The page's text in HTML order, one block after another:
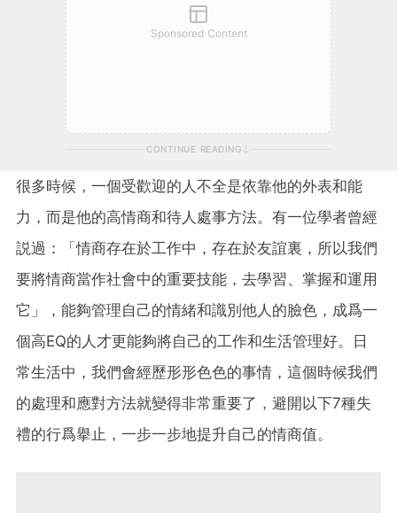
Sponsored Content
CONTINUE READING
很多時候，一個受歡迎的人不全是依靠他的外表和能
力，而是他的高情商和待人處事方法。有一位學者曾經
説過：「情商存在於工作中，存在於友誼裏，所以我們
要將情商當作社會中的重要技能，去學習、掌握和運用
它」，能夠管理自己的情緒和識別他人的臉色，成爲一
個高EQ的人才更能夠將自己的工作和生活管理好。日
常生活中，我們會經歷形形色色的事情，這個時候我們
的處理和應對方法就變得非常重要了，避開以下7種失
禮的行爲擧止，一步一步地提升自己的情商值。